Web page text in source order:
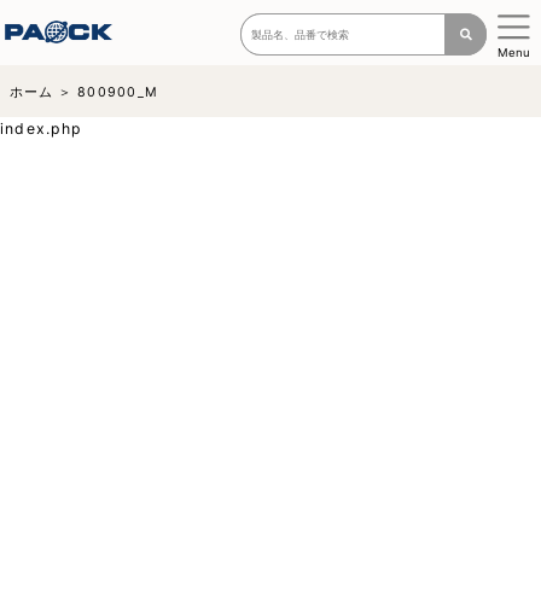
Menu
ホーム 800900_M
index.php